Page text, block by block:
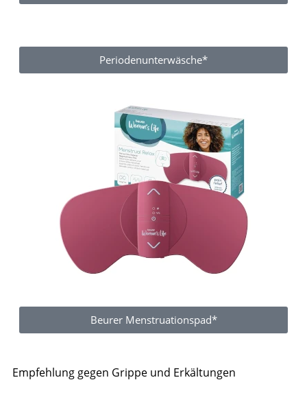
Periodenunterwäsche*
Beurer Menstruationspad*
Empfehlung gegen Grippe und Erkältungen